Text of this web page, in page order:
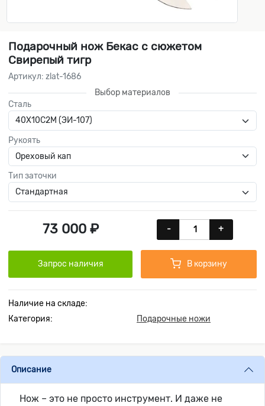
Подарочный нож Бекас с сюжетом
Свирепый тигр
Артикул: zlat-1686
Выбор материалов
Сталь
Рукоять
Тип заточки
73 000 ₽ - +
Запрос наличия В корзину
Наличие на складе:
Категория:
Подарочные ножи
Описание
Нож – это не просто инструмент. И даже не